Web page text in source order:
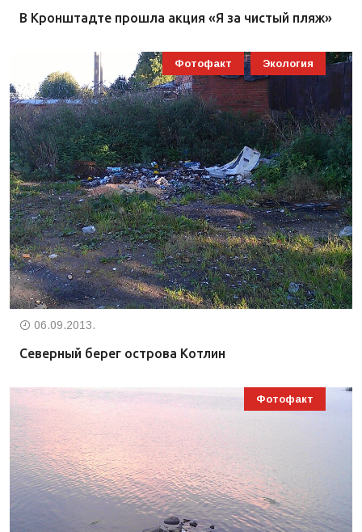
В Кронштадте прошла акция «Я за чистый пляж»
Фотофакт Экология
06.09.2013.
Северный берег острова Котлин
Фотофакт